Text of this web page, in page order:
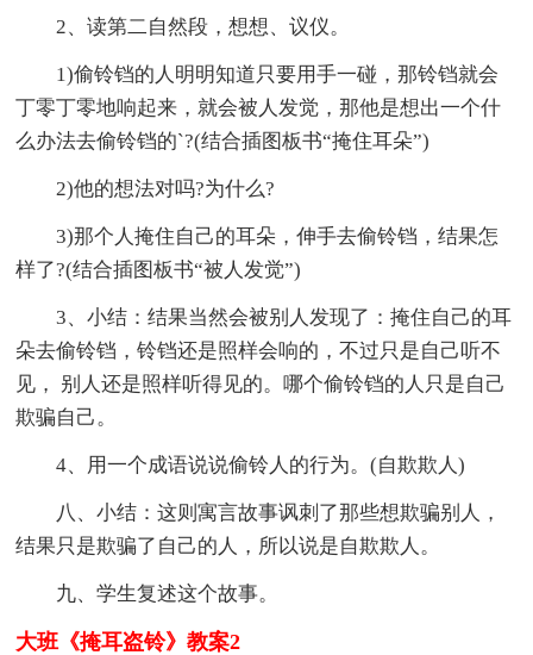
2、读第二自然段，想想、议仪。
1)偷铃铛的人明明知道只要用手一碰，那铃铛就会
丁零丁零地响起来，就会被人发觉，那他是想出一个什
么办法去偷铃铛的`?(结合插图板书“掩住耳朵”)
2)他的想法对吗?为什么?
3)那个人掩住自己的耳朵，伸手去偷铃铛，结果怎
样了?(结合插图板书“被人发觉”)
3、小结：结果当然会被别人发现了：掩住自己的耳
朵去偷铃铛，铃铛还是照样会响的，不过只是自己听不
见， 别人还是照样听得见的。哪个偷铃铛的人只是自己
欺骗自己。
4、用一个成语说说偷铃人的行为。(自欺欺人)
八、小结：这则寓言故事讽刺了那些想欺骗别人，
结果只是欺骗了自己的人，所以说是自欺欺人。
九、学生复述这个故事。
大班《掩耳盗铃》教案2